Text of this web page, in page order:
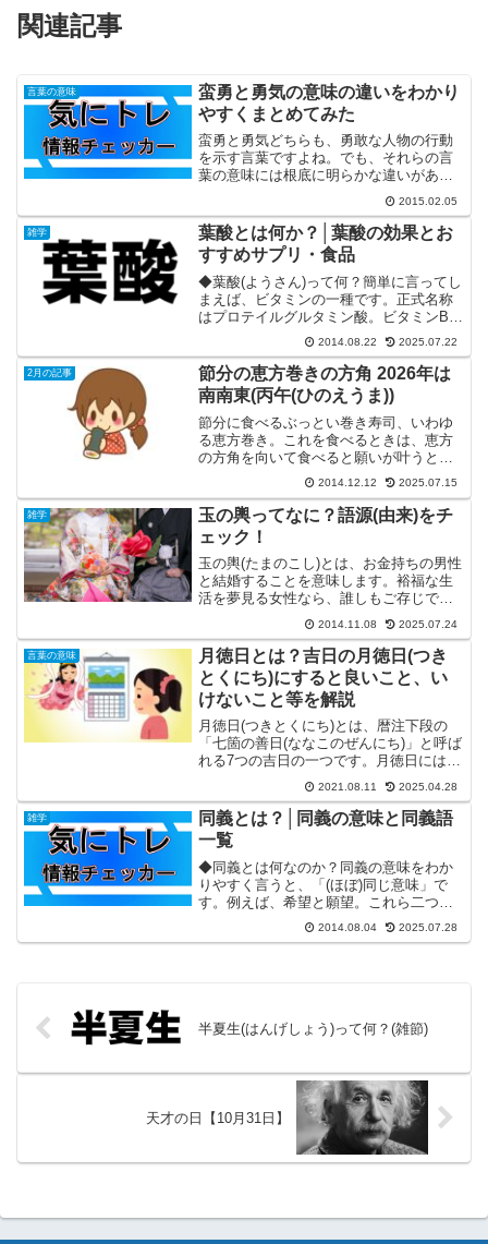
関連記事
言葉の意味
蛮勇と勇気の意味の違いをわかり
やすくまとめてみた
蛮勇と勇気どちらも、勇敢な人物の行動
を示す言葉ですよね。でも、それらの言
葉の意味には根底に明らかな違いがあり
ます。今回は、具体例を挙げて、蛮勇と
勇気の意味の違いをまとめてみました。
皆様のお役に立てれば幸いです。■蛮勇と
勇気の違い・蛮勇(ばん...
2015.02.05
雑学
葉酸とは何か？│葉酸の効果とお
すすめサプリ・食品
◆葉酸(ようさん)って何？簡単に言ってし
まえば、ビタミンの一種です。正式名称
はプロテイルグルタミン酸。ビタミンB9
やビタミンMと呼ばれることもありま
す。中には、葉酸を“はさん”と読む人がい
ますが、それは間違いです。正式な読み
方は“ようさん”...
2014.08.22 2025.07.22
2月の記事
節分の恵方巻きの方角 2026年は
南南東(丙午(ひのえうま))
節分に食べるぶっとい巻き寿司、いわゆ
る恵方巻き。これを食べるときは、恵方
の方角を向いて食べると願いが叶うとい
う言い伝えがあります。2026年の恵方の
方角は南南東です。恵方巻きを食べると
きは、南南東を向いて食べましょうね！
さて、毎年変わる方角...
2014.12.12 2025.07.15
雑学
玉の輿ってなに？語源(由来)をチ
ェック！
玉の輿(たまのこし)とは、お金持ちの男性
と結婚することを意味します。裕福な生
活を夢見る女性なら、誰しもご存じでは
ないでしょうか。(笑)玉の輿の語源(由来)
は、実は桂昌院(けいしょういん)という女
性が徳川家に嫁ぐ際に出来た言葉です。
桂昌院さん...
2014.11.08 2025.07.24
言葉の意味
月徳日とは？吉日の月徳日(つき
とくにち)にすると良いこと、い
けないこと等を解説
月徳日(つきとくにち)とは、暦注下段の
「七箇の善日(ななこのぜんにち)」と呼ば
れる7つの吉日の一つです。月徳日には
「その月の福徳が得られる日」という意
味があります。月徳とは「その月の徳
神」のことで、神様がいる日とされてい
ます。また、漢字を「...
2021.08.11 2025.04.28
雑学
同義とは？│同義の意味と同義語
一覧
◆同義とは何なのか？同義の意味をわか
りやすく言うと、「(ほぼ)同じ意味」で
す。例えば、希望と願望。これら二つの
言葉は漢字の違いがありますが、意味は
ほぼ同じですよね。つまり、希望と願望
2014.08.04 2025.07.28
半夏生(はんげしょう)って何？(雑節)
天才の日【10月31日】